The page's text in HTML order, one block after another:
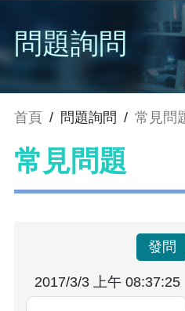
問題詢問
首頁 / 問題詢問 / 常見問
常見問題
發問
2017/3/3 上午 08:37:25